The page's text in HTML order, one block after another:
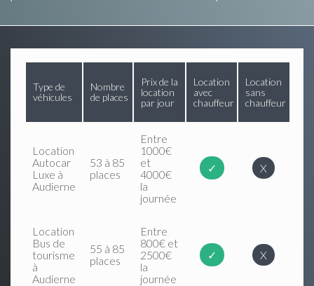
Type de
véhicules
Nombre
de places
Prix de la
location
par jour
Location
avec
chauffeur
Location
sans
chauffeur
Location
Autocar
Luxe à
Audierne
53 à 85
places
Entre
1000€
et
4000€
la
journée
✓ X
Location
Bus de
tourisme
à
Audierne
55 à 85
places
Entre
800€ et
2500€
la
journée
✓ X